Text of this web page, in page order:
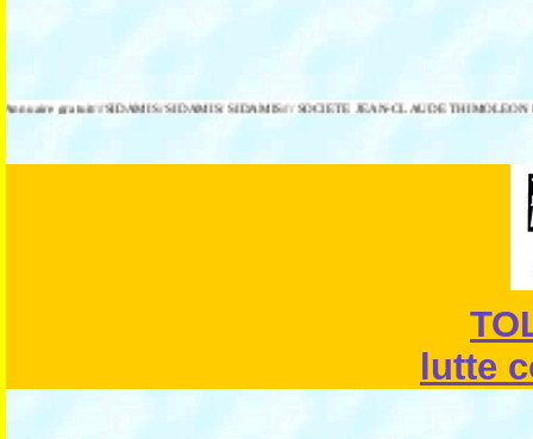
SIDAMIS/ SIDAMIS/ SIDAMIS/// SOCIETE JEAN-CLAUDE THIMOLEON ET
lutte